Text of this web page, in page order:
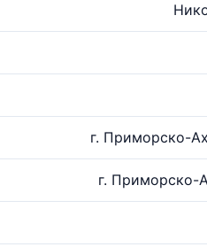
г. Приморско-
г. Приморско-